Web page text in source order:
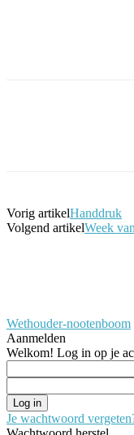
Vorig artikelHanddruk
Volgend artikelWeek
Wethouder-nootenboom
Aanmelden
Welkom! Log in op je
Je wachtwoord